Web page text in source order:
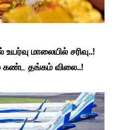
மாலையில் சரிவு..!
கண்ட தங்கம் விலை..!